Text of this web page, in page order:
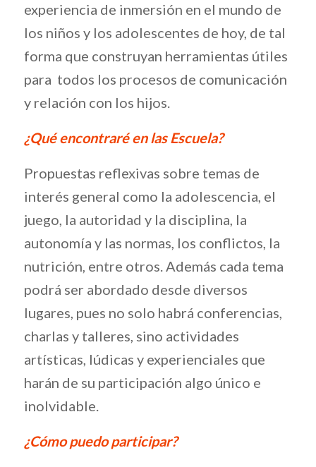
experiencia de inmersión en el mundo de
los niños y los adolescentes de hoy, de tal
forma que construyan herramientas útiles
para todos los procesos de comunicación
y relación con los hijos.
¿Qué encontraré en las Escuela?
Propuestas reflexivas sobre temas de
interés general como la adolescencia, el
juego, la autoridad y la disciplina, la
autonomía y las normas, los conflictos, la
nutrición, entre otros. Además cada tema
podrá ser abordado desde diversos
lugares, pues no solo habrá conferencias,
charlas y talleres, sino actividades
artísticas, lúdicas y experienciales que
harán de su participación algo único e
inolvidable.
¿Cómo puedo participar?